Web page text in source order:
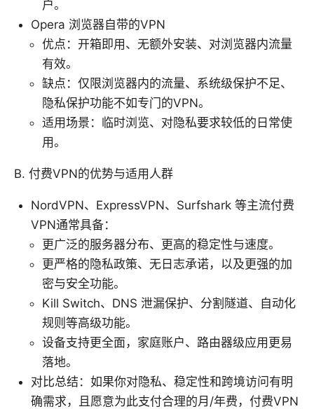
户。
Opera 浏览器自带的VPN
优点：开箱即用、无额外安装、对浏览器内流量
有效。
缺点：仅限浏览器内的流量、系统级保护不足、
隐私保护功能不如专门的VPN。
适用场景：临时浏览、对隐私要求较低的日常使
用。
B. 付费VPN的优势与适用人群
NordVPN、ExpressVPN、Surfshark 等主流付费
VPN通常具备：
更广泛的服务器分布、更高的稳定性与速度。
更严格的隐私政策、无日志承诺，以及更强的加
密与安全功能。
Kill Switch、DNS 泄漏保护、分割隧道、自动化
规则等高级功能。
设备支持更全面，家庭账户、路由器级应用更易
落地。
对比总结：如果你对隐私、稳定性和跨境访问有明
确需求，且愿意为此支付合理的月/年费，付费VPN